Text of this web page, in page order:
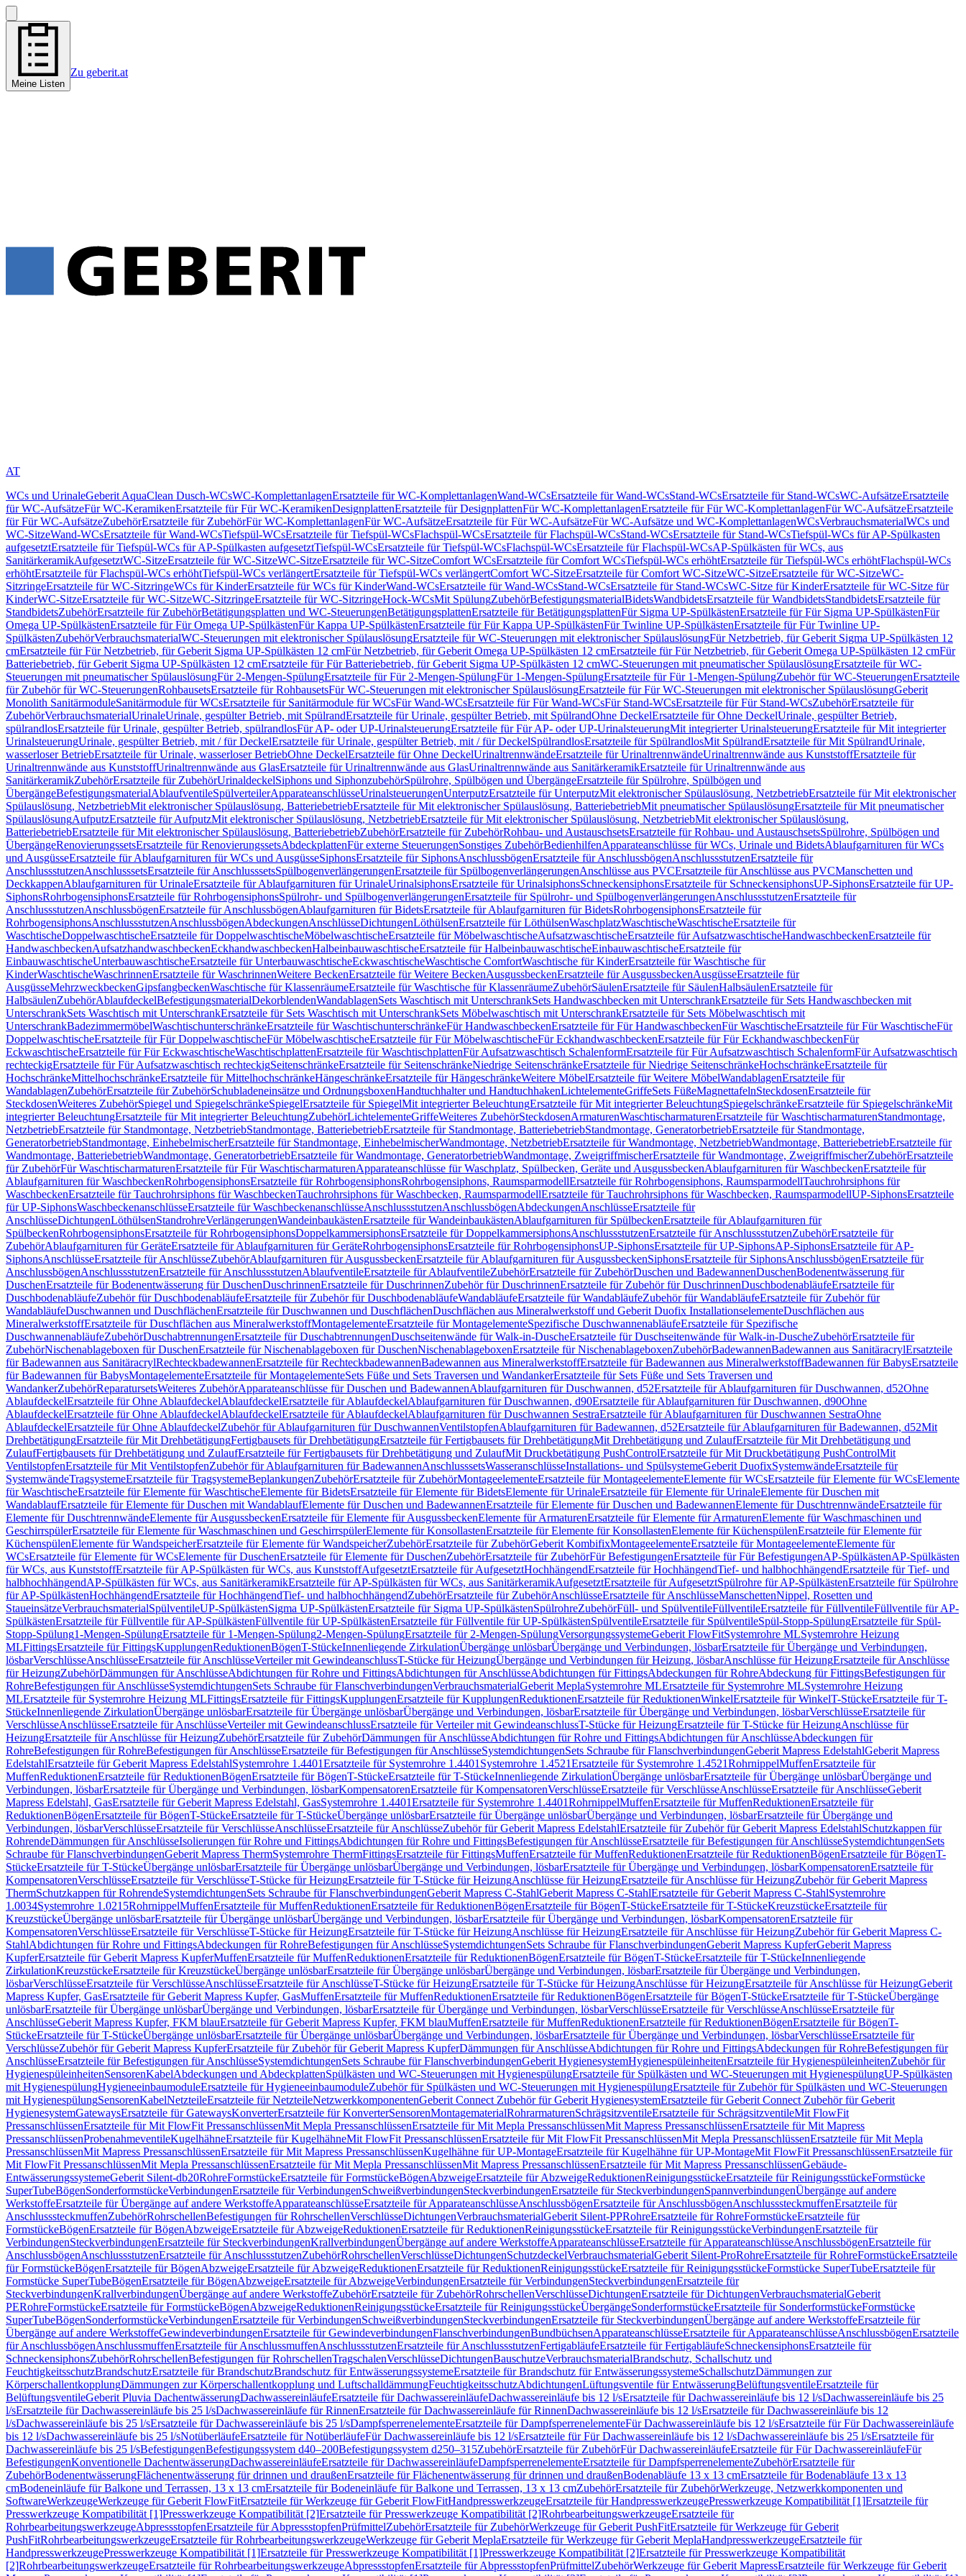
Meine Listen
Zu geberit.at
AT
WCs und UrinaleGeberit AquaClean Dusch-WCsWC-KomplettanlagenErsatzteile für WC-KomplettanlagenWand-WCsErsatzteile für Wand-WCsStand-WCsErsatzteile für Stand-WCsWC-AufsätzeErsatzteile
für WC-AufsätzeFür WC-KeramikenErsatzteile für Für WC-KeramikenDesignplattenErsatzteile für DesignplattenFür WC-KomplettanlagenErsatzteile für Für WC-KomplettanlagenFür WC-AufsätzeErsatzteile
für Für WC-AufsätzeZubehörErsatzteile für ZubehörFür WC-KomplettanlagenFür WC-AufsätzeErsatzteile für Für WC-AufsätzeFür WC-Aufsätze und WC-KomplettanlagenWCsVerbrauchsmaterialWCs und
WC-SitzeWand-WCsErsatzteile für Wand-WCsTiefspül-WCsErsatzteile für Tiefspül-WCsFlachspül-WCsErsatzteile für Flachspül-WCsStand-WCsErsatzteile für Stand-WCsTiefspül-WCs für AP-Spülkasten
aufgesetztErsatzteile für Tiefspül-WCs für AP-Spülkasten aufgesetztTiefspül-WCsErsatzteile für Tiefspül-WCsFlachspül-WCsErsatzteile für Flachspül-WCsAP-Spülkästen für WCs, aus
SanitärkeramikAufgesetztWC-SitzeErsatzteile für WC-SitzeWC-SitzeErsatzteile für WC-SitzeComfort WCsErsatzteile für Comfort WCsTiefspül-WCs erhöhtErsatzteile für Tiefspül-WCs erhöhtFlachspül-WCs
erhöhtErsatzteile für Flachspül-WCs erhöhtTiefspül-WCs verlängertErsatzteile für Tiefspül-WCs verlängertComfort WC-SitzeErsatzteile für Comfort WC-SitzeWC-SitzeErsatzteile für WC-SitzeWC-
SitzringeErsatzteile für WC-SitzringeWCs für KinderErsatzteile für WCs für KinderWand-WCsErsatzteile für Wand-WCsStand-WCsErsatzteile für Stand-WCsWC-Sitze für KinderErsatzteile für WC-Sitze für
KinderWC-SitzeErsatzteile für WC-SitzeWC-SitzringeErsatzteile für WC-SitzringeHock-WCsMit SpülungZubehörBefestigungsmaterialBidetsWandbidetsErsatzteile für WandbidetsStandbidetsErsatzteile für
StandbidetsZubehörErsatzteile für ZubehörBetätigungsplatten und WC-SteuerungenBetätigungsplattenErsatzteile für BetätigungsplattenFür Sigma UP-SpülkästenErsatzteile für Für Sigma UP-SpülkästenFür
Omega UP-SpülkästenErsatzteile für Für Omega UP-SpülkästenFür Kappa UP-SpülkästenErsatzteile für Für Kappa UP-SpülkästenFür Twinline UP-SpülkästenErsatzteile für Für Twinline UP-
SpülkästenZubehörVerbrauchsmaterialWC-Steuerungen mit elektronischer SpülauslösungErsatzteile für WC-Steuerungen mit elektronischer SpülauslösungFür Netzbetrieb, für Geberit Sigma UP-Spülkästen 12
cmErsatzteile für Für Netzbetrieb, für Geberit Sigma UP-Spülkästen 12 cmFür Netzbetrieb, für Geberit Omega UP-Spülkästen 12 cmErsatzteile für Für Netzbetrieb, für Geberit Omega UP-Spülkästen 12 cmFür
Batteriebetrieb, für Geberit Sigma UP-Spülkästen 12 cmErsatzteile für Für Batteriebetrieb, für Geberit Sigma UP-Spülkästen 12 cmWC-Steuerungen mit pneumatischer SpülauslösungErsatzteile für WC-
Steuerungen mit pneumatischer SpülauslösungFür 2-Mengen-SpülungErsatzteile für Für 2-Mengen-SpülungFür 1-Mengen-SpülungErsatzteile für Für 1-Mengen-SpülungZubehör für WC-SteuerungenErsatzteile
für Zubehör für WC-SteuerungenRohbausetsErsatzteile für RohbausetsFür WC-Steuerungen mit elektronischer SpülauslösungErsatzteile für Für WC-Steuerungen mit elektronischer SpülauslösungGeberit
Monolith SanitärmoduleSanitärmodule für WCsErsatzteile für Sanitärmodule für WCsFür Wand-WCsErsatzteile für Für Wand-WCsFür Stand-WCsErsatzteile für Für Stand-WCsZubehörErsatzteile für
ZubehörVerbrauchsmaterialUrinaleUrinale, gespülter Betrieb, mit SpülrandErsatzteile für Urinale, gespülter Betrieb, mit SpülrandOhne DeckelErsatzteile für Ohne DeckelUrinale, gespülter Betrieb,
spülrandlosErsatzteile für Urinale, gespülter Betrieb, spülrandlosFür AP- oder UP-UrinalsteuerungErsatzteile für Für AP- oder UP-UrinalsteuerungMit integrierter UrinalsteuerungErsatzteile für Mit integrierter
UrinalsteuerungUrinale, gespülter Betrieb, mit / für DeckelErsatzteile für Urinale, gespülter Betrieb, mit / für DeckelSpülrandlosErsatzteile für SpülrandlosMit SpülrandErsatzteile für Mit SpülrandUrinale,
wasserloser BetriebErsatzteile für Urinale, wasserloser BetriebOhne DeckelErsatzteile für Ohne DeckelUrinaltrennwändeErsatzteile für UrinaltrennwändeUrinaltrennwände aus KunststoffErsatzteile für
Urinaltrennwände aus KunststoffUrinaltrennwände aus GlasErsatzteile für Urinaltrennwände aus GlasUrinaltrennwände aus SanitärkeramikErsatzteile für Urinaltrennwände aus
SanitärkeramikZubehörErsatzteile für ZubehörUrinaldeckelSiphons und SiphonzubehörSpülrohre, Spülbögen und ÜbergängeErsatzteile für Spülrohre, Spülbögen und
ÜbergängeBefestigungsmaterialAblaufventileSpülverteilerApparateanschlüsseUrinalsteuerungenUnterputzErsatzteile für UnterputzMit elektronischer Spülauslösung, NetzbetriebErsatzteile für Mit elektronischer
Spülauslösung, NetzbetriebMit elektronischer Spülauslösung, BatteriebetriebErsatzteile für Mit elektronischer Spülauslösung, BatteriebetriebMit pneumatischer SpülauslösungErsatzteile für Mit pneumatischer
SpülauslösungAufputzErsatzteile für AufputzMit elektronischer Spülauslösung, NetzbetriebErsatzteile für Mit elektronischer Spülauslösung, NetzbetriebMit elektronischer Spülauslösung,
BatteriebetriebErsatzteile für Mit elektronischer Spülauslösung, BatteriebetriebZubehörErsatzteile für ZubehörRohbau- und AustauschsetsErsatzteile für Rohbau- und AustauschsetsSpülrohre, Spülbögen und
ÜbergängeRenovierungssetsErsatzteile für RenovierungssetsAbdeckplattenFür externe SteuerungenSonstiges ZubehörBedienhilfenApparateanschlüsse für WCs, Urinale und BidetsAblaufgarnituren für WCs
und AusgüsseErsatzteile für Ablaufgarnituren für WCs und AusgüsseSiphonsErsatzteile für SiphonsAnschlussbögenErsatzteile für AnschlussbögenAnschlussstutzenErsatzteile für
AnschlussstutzenAnschlusssetsErsatzteile für AnschlusssetsSpülbogenverlängerungenErsatzteile für SpülbogenverlängerungenAnschlüsse aus PVCErsatzteile für Anschlüsse aus PVCManschetten und
DeckkappenAblaufgarnituren für UrinaleErsatzteile für Ablaufgarnituren für UrinaleUrinalsiphonsErsatzteile für UrinalsiphonsSchneckensiphonsErsatzteile für SchneckensiphonsUP-SiphonsErsatzteile für UP-
SiphonsRohrbogensiphonsErsatzteile für RohrbogensiphonsSpülrohr- und SpülbogenverlängerungenErsatzteile für Spülrohr- und SpülbogenverlängerungenAnschlussstutzenErsatzteile für
AnschlussstutzenAnschlussbögenErsatzteile für AnschlussbögenAblaufgarnituren für BidetsErsatzteile für Ablaufgarnituren für BidetsRohrbogensiphonsErsatzteile für
RohrbogensiphonsAnschlussstutzenAnschlussbögenAbdeckungenAnschlüsseDichtungenLöthülsenErsatzteile für LöthülsenWaschplatzWaschtischeWaschtischeErsatzteile für
WaschtischeDoppelwaschtischeErsatzteile für DoppelwaschtischeMöbelwaschtischeErsatzteile für MöbelwaschtischeAufsatzwaschtischeErsatzteile für AufsatzwaschtischeHandwaschbeckenErsatzteile für
HandwaschbeckenAufsatzhandwaschbeckenEckhandwaschbeckenHalbeinbauwaschtischeErsatzteile für HalbeinbauwaschtischeEinbauwaschtischeErsatzteile für
EinbauwaschtischeUnterbauwaschtischeErsatzteile für UnterbauwaschtischeEckwaschtischeWaschtische ComfortWaschtische für KinderErsatzteile für Waschtische für
KinderWaschtischeWaschrinnenErsatzteile für WaschrinnenWeitere BeckenErsatzteile für Weitere BeckenAusgussbeckenErsatzteile für AusgussbeckenAusgüsseErsatzteile für
AusgüsseMehrzweckbeckenGipsfangbeckenWaschtische für KlassenräumeErsatzteile für Waschtische für KlassenräumeZubehörSäulenErsatzteile für SäulenHalbsäulenErsatzteile für
HalbsäulenZubehörAblaufdeckelBefestigungsmaterialDekorblendenWandablagenSets Waschtisch mit UnterschrankSets Handwaschbecken mit UnterschrankErsatzteile für Sets Handwaschbecken mit
UnterschrankSets Waschtisch mit UnterschrankErsatzteile für Sets Waschtisch mit UnterschrankSets Möbelwaschtisch mit UnterschrankErsatzteile für Sets Möbelwaschtisch mit
UnterschrankBadezimmermöbelWaschtischunterschränkeErsatzteile für WaschtischunterschränkeFür HandwaschbeckenErsatzteile für Für HandwaschbeckenFür WaschtischeErsatzteile für Für WaschtischeFür
DoppelwaschtischeErsatzteile für Für DoppelwaschtischeFür MöbelwaschtischeErsatzteile für Für MöbelwaschtischeFür EckhandwaschbeckenErsatzteile für Für EckhandwaschbeckenFür
EckwaschtischeErsatzteile für Für EckwaschtischeWaschtischplattenErsatzteile für WaschtischplattenFür Aufsatzwaschtisch SchalenformErsatzteile für Für Aufsatzwaschtisch SchalenformFür Aufsatzwaschtisch
rechteckigErsatzteile für Für Aufsatzwaschtisch rechteckigSeitenschränkeErsatzteile für SeitenschränkeNiedrige SeitenschränkeErsatzteile für Niedrige SeitenschränkeHochschränkeErsatzteile für
HochschränkeMittelhochschränkeErsatzteile für MittelhochschränkeHängeschränkeErsatzteile für HängeschränkeWeitere MöbelErsatzteile für Weitere MöbelWandablagenErsatzteile für
WandablagenZubehörErsatzteile für ZubehörSchubladeneinsätze und OrdnungsboxenHandtuchhalter und HandtuchhakenLichtelementeGriffeSets FüßeMagnettafelnSteckdosenErsatzteile für
SteckdosenWeiteres ZubehörSpiegel und SpiegelschränkeSpiegelErsatzteile für SpiegelMit integrierter BeleuchtungErsatzteile für Mit integrierter BeleuchtungSpiegelschränkeErsatzteile für SpiegelschränkeMit
integrierter BeleuchtungErsatzteile für Mit integrierter BeleuchtungZubehörLichtelementeGriffeWeiteres ZubehörSteckdosenArmaturenWaschtischarmaturenErsatzteile für WaschtischarmaturenStandmontage,
NetzbetriebErsatzteile für Standmontage, NetzbetriebStandmontage, BatteriebetriebErsatzteile für Standmontage, BatteriebetriebStandmontage, GeneratorbetriebErsatzteile für Standmontage,
GeneratorbetriebStandmontage, EinhebelmischerErsatzteile für Standmontage, EinhebelmischerWandmontage, NetzbetriebErsatzteile für Wandmontage, NetzbetriebWandmontage, BatteriebetriebErsatzteile für
Wandmontage, BatteriebetriebWandmontage, GeneratorbetriebErsatzteile für Wandmontage, GeneratorbetriebWandmontage, ZweigriffmischerErsatzteile für Wandmontage, ZweigriffmischerZubehörErsatzteile
für ZubehörFür WaschtischarmaturenErsatzteile für Für WaschtischarmaturenApparateanschlüsse für Waschplatz, Spülbecken, Geräte und AusgussbeckenAblaufgarnituren für WaschbeckenErsatzteile für
Ablaufgarnituren für WaschbeckenRohrbogensiphonsErsatzteile für RohrbogensiphonsRohrbogensiphons, RaumsparmodellErsatzteile für Rohrbogensiphons, RaumsparmodellTauchrohrsiphons für
WaschbeckenErsatzteile für Tauchrohrsiphons für WaschbeckenTauchrohrsiphons für Waschbecken, RaumsparmodellErsatzteile für Tauchrohrsiphons für Waschbecken, RaumsparmodellUP-SiphonsErsatzteile
für UP-SiphonsWaschbeckenanschlüsseErsatzteile für WaschbeckenanschlüsseAnschlussstutzenAnschlussbögenAbdeckungenAnschlüsseErsatzteile für
AnschlüsseDichtungenLöthülsenStandrohreVerlängerungenWandeinbaukästenErsatzteile für WandeinbaukästenAblaufgarnituren für SpülbeckenErsatzteile für Ablaufgarnituren für
SpülbeckenRohrbogensiphonsErsatzteile für RohrbogensiphonsDoppelkammersiphonsErsatzteile für DoppelkammersiphonsAnschlussstutzenErsatzteile für AnschlussstutzenZubehörErsatzteile für
ZubehörAblaufgarnituren für GeräteErsatzteile für Ablaufgarnituren für GeräteRohrbogensiphonsErsatzteile für RohrbogensiphonsUP-SiphonsErsatzteile für UP-SiphonsAP-SiphonsErsatzteile für AP-
SiphonsAnschlüsseErsatzteile für AnschlüsseZubehörAblaufgarnituren für AusgussbeckenErsatzteile für Ablaufgarnituren für AusgussbeckenSiphonsErsatzteile für SiphonsAnschlussbögenErsatzteile für
AnschlussbögenAnschlussstutzenErsatzteile für AnschlussstutzenAblaufventileErsatzteile für AblaufventileZubehörErsatzteile für ZubehörDuschen und BadewannenDuschenBodenentwässerung für
DuschenErsatzteile für Bodenentwässerung für DuschenDuschrinnenErsatzteile für DuschrinnenZubehör für DuschrinnenErsatzteile für Zubehör für DuschrinnenDuschbodenabläufeErsatzteile für
DuschbodenabläufeZubehör für DuschbodenabläufeErsatzteile für Zubehör für DuschbodenabläufeWandabläufeErsatzteile für WandabläufeZubehör für WandabläufeErsatzteile für Zubehör für
WandabläufeDuschwannen und DuschflächenErsatzteile für Duschwannen und DuschflächenDuschflächen aus Mineralwerkstoff und Geberit Duofix InstallationselementeDuschflächen aus
MineralwerkstoffErsatzteile für Duschflächen aus MineralwerkstoffMontagelementeErsatzteile für MontagelementeSpezifische DuschwannenabläufeErsatzteile für Spezifische
DuschwannenabläufeZubehörDuschabtrennungenErsatzteile für DuschabtrennungenDuschseitenwände für Walk-in-DuscheErsatzteile für Duschseitenwände für Walk-in-DuscheZubehörErsatzteile für
ZubehörNischenablageboxen für DuschenErsatzteile für Nischenablageboxen für DuschenNischenablageboxenErsatzteile für NischenablageboxenZubehörBadewannenBadewannen aus SanitäracrylErsatzteile
für Badewannen aus SanitäracrylRechteckbadewannenErsatzteile für RechteckbadewannenBadewannen aus MineralwerkstoffErsatzteile für Badewannen aus MineralwerkstoffBadewannen für BabysErsatzteile
für Badewannen für BabysMontagelementeErsatzteile für MontagelementeSets Füße und Sets Traversen und WandankerErsatzteile für Sets Füße und Sets Traversen und
WandankerZubehörReparatursetsWeiteres ZubehörApparateanschlüsse für Duschen und BadewannenAblaufgarnituren für Duschwannen, d52Ersatzteile für Ablaufgarnituren für Duschwannen, d52Ohne
AblaufdeckelErsatzteile für Ohne AblaufdeckelAblaufdeckelErsatzteile für AblaufdeckelAblaufgarnituren für Duschwannen, d90Ersatzteile für Ablaufgarnituren für Duschwannen, d90Ohne
AblaufdeckelErsatzteile für Ohne AblaufdeckelAblaufdeckelErsatzteile für AblaufdeckelAblaufgarnituren für Duschwannen SestraErsatzteile für Ablaufgarnituren für Duschwannen SestraOhne
AblaufdeckelErsatzteile für Ohne AblaufdeckelZubehör für Ablaufgarnituren für DuschwannenVentilstopfenAblaufgarnituren für Badewannen, d52Ersatzteile für Ablaufgarnituren für Badewannen, d52Mit
DrehbetätigungErsatzteile für Mit DrehbetätigungFertigbausets für DrehbetätigungErsatzteile für Fertigbausets für DrehbetätigungMit Drehbetätigung und ZulaufErsatzteile für Mit Drehbetätigung und
ZulaufFertigbausets für Drehbetätigung und ZulaufErsatzteile für Fertigbausets für Drehbetätigung und ZulaufMit Druckbetätigung PushControlErsatzteile für Mit Druckbetätigung PushControlMit
VentilstopfenErsatzteile für Mit VentilstopfenZubehör für Ablaufgarnituren für BadewannenAnschlusssetsWasseranschlüsseInstallations- und SpülsystemeGeberit DuofixSystemwändeErsatzteile für
SystemwändeTragsystemeErsatzteile für TragsystemeBeplankungenZubehörErsatzteile für ZubehörMontageelementeErsatzteile für MontageelementeElemente für WCsErsatzteile für Elemente für WCsElemente
für WaschtischeErsatzteile für Elemente für WaschtischeElemente für BidetsErsatzteile für Elemente für BidetsElemente für UrinaleErsatzteile für Elemente für UrinaleElemente für Duschen mit
WandablaufErsatzteile für Elemente für Duschen mit WandablaufElemente für Duschen und BadewannenErsatzteile für Elemente für Duschen und BadewannenElemente für DuschtrennwändeErsatzteile für
Elemente für DuschtrennwändeElemente für AusgussbeckenErsatzteile für Elemente für AusgussbeckenElemente für ArmaturenErsatzteile für Elemente für ArmaturenElemente für Waschmaschinen und
GeschirrspülerErsatzteile für Elemente für Waschmaschinen und GeschirrspülerElemente für KonsollastenErsatzteile für Elemente für KonsollastenElemente für KüchenspülenErsatzteile für Elemente für
KüchenspülenElemente für WandspeicherErsatzteile für Elemente für WandspeicherZubehörErsatzteile für ZubehörGeberit KombifixMontageelementeErsatzteile für MontageelementeElemente für
WCsErsatzteile für Elemente für WCsElemente für DuschenErsatzteile für Elemente für DuschenZubehörErsatzteile für ZubehörFür BefestigungenErsatzteile für Für BefestigungenAP-SpülkästenAP-Spülkästen
für WCs, aus KunststoffErsatzteile für AP-Spülkästen für WCs, aus KunststoffAufgesetztErsatzteile für AufgesetztHochhängendErsatzteile für HochhängendTief- und halbhochhängendErsatzteile für Tief- und
halbhochhängendAP-Spülkästen für WCs, aus SanitärkeramikErsatzteile für AP-Spülkästen für WCs, aus SanitärkeramikAufgesetztErsatzteile für AufgesetztSpülrohre für AP-SpülkästenErsatzteile für Spülrohre
für AP-SpülkästenHochhängendErsatzteile für HochhängendTief- und halbhochhängendZubehörErsatzteile für ZubehörAnschlüsseErsatzteile für AnschlüsseManschettenNippel, Rosetten und
StaueinsätzeVerbrauchsmaterialSpülventileUP-SpülkästenSigma UP-SpülkästenErsatzteile für Sigma UP-SpülkästenSpülrohreZubehörFüll- und SpülventileFüllventileErsatzteile für FüllventileFüllventile für AP-
SpülkästenErsatzteile für Füllventile für AP-SpülkästenFüllventile für UP-SpülkästenErsatzteile für Füllventile für UP-SpülkästenSpülventileErsatzteile für SpülventileSpül-Stopp-SpülungErsatzteile für Spül-
Stopp-Spülung1-Mengen-SpülungErsatzteile für 1-Mengen-Spülung2-Mengen-SpülungErsatzteile für 2-Mengen-SpülungVersorgungssystemeGeberit FlowFitSystemrohre MLSystemrohre Heizung
MLFittingsErsatzteile für FittingsKupplungenReduktionenBögenT-StückeInnenliegende ZirkulationÜbergänge unlösbarÜbergänge und Verbindungen, lösbarErsatzteile für Übergänge und Verbindungen,
lösbarVerschlüsseAnschlüsseErsatzteile für AnschlüsseVerteiler mit GewindeanschlussT-Stücke für HeizungÜbergänge und Verbindungen für Heizung, lösbarAnschlüsse für HeizungErsatzteile für Anschlüsse
für HeizungZubehörDämmungen für AnschlüsseAbdichtungen für Rohre und FittingsAbdichtungen für AnschlüsseAbdichtungen für FittingsAbdeckungen für RohreAbdeckung für FittingsBefestigungen für
RohreBefestigungen für AnschlüsseSystemdichtungenSets Schraube für FlanschverbindungenVerbrauchsmaterialGeberit MeplaSystemrohre MLErsatzteile für Systemrohre MLSystemrohre Heizung
MLErsatzteile für Systemrohre Heizung MLFittingsErsatzteile für FittingsKupplungenErsatzteile für KupplungenReduktionenErsatzteile für ReduktionenWinkelErsatzteile für WinkelT-StückeErsatzteile für T-
StückeInnenliegende ZirkulationÜbergänge unlösbarErsatzteile für Übergänge unlösbarÜbergänge und Verbindungen, lösbarErsatzteile für Übergänge und Verbindungen, lösbarVerschlüsseErsatzteile für
VerschlüsseAnschlüsseErsatzteile für AnschlüsseVerteiler mit GewindeanschlussErsatzteile für Verteiler mit GewindeanschlussT-Stücke für HeizungErsatzteile für T-Stücke für HeizungAnschlüsse für
HeizungErsatzteile für Anschlüsse für HeizungZubehörErsatzteile für ZubehörDämmungen für AnschlüsseAbdichtungen für Rohre und FittingsAbdichtungen für AnschlüsseAbdeckungen für
RohreBefestigungen für RohreBefestigungen für AnschlüsseErsatzteile für Befestigungen für AnschlüsseSystemdichtungenSets Schraube für FlanschverbindungenGeberit Mapress EdelstahlGeberit Mapress
EdelstahlErsatzteile für Geberit Mapress EdelstahlSystemrohre 1.4401Ersatzteile für Systemrohre 1.4401 Systemrohre 1.4521Ersatzteile für Systemrohre 1.4521RohrnippelMuffenErsatzteile für
MuffenReduktionenErsatzteile für ReduktionenBögenErsatzteile für BögenT-StückeErsatzteile für T-StückeInnenliegende ZirkulationÜbergänge unlösbarErsatzteile für Übergänge unlösbarÜbergänge und
Verbindungen, lösbarErsatzteile für Übergänge und Verbindungen, lösbarKompensatorenErsatzteile für KompensatorenVerschlüsseErsatzteile für VerschlüsseAnschlüsseErsatzteile für AnschlüsseGeberit
Mapress Edelstahl, GasErsatzteile für Geberit Mapress Edelstahl, GasSystemrohre 1.4401Ersatzteile für Systemrohre 1.4401RohrnippelMuffenErsatzteile für MuffenReduktionenErsatzteile für
ReduktionenBögenErsatzteile für BögenT-StückeErsatzteile für T-StückeÜbergänge unlösbarErsatzteile für Übergänge unlösbarÜbergänge und Verbindungen, lösbarErsatzteile für Übergänge und
Verbindungen, lösbarVerschlüsseErsatzteile für VerschlüsseAnschlüsseErsatzteile für AnschlüsseZubehör für Geberit Mapress EdelstahlErsatzteile für Zubehör für Geberit Mapress EdelstahlSchutzkappen für
RohrendeDämmungen für AnschlüsseIsolierungen für Rohre und FittingsAbdichtungen für Rohre und FittingsBefestigungen für AnschlüsseErsatzteile für Befestigungen für AnschlüsseSystemdichtungenSets
Schraube für FlanschverbindungenGeberit Mapress ThermSystemrohre ThermFittingsErsatzteile für FittingsMuffenErsatzteile für MuffenReduktionenErsatzteile für ReduktionenBögenErsatzteile für BögenT-
StückeErsatzteile für T-StückeÜbergänge unlösbarErsatzteile für Übergänge unlösbarÜbergänge und Verbindungen, lösbarErsatzteile für Übergänge und Verbindungen, lösbarKompensatorenErsatzteile für
KompensatorenVerschlüsseErsatzteile für VerschlüsseT-Stücke für HeizungErsatzteile für T-Stücke für HeizungAnschlüsse für HeizungErsatzteile für Anschlüsse für HeizungZubehör für Geberit Mapress
ThermSchutzkappen für RohrendeSystemdichtungenSets Schraube für FlanschverbindungenGeberit Mapress C-StahlGeberit Mapress C-StahlErsatzteile für Geberit Mapress C-StahlSystemrohre
1.0034Systemrohre 1.0215RohrnippelMuffenErsatzteile für MuffenReduktionenErsatzteile für ReduktionenBögenErsatzteile für BögenT-StückeErsatzteile für T-StückeKreuzstückeErsatzteile für
KreuzstückeÜbergänge unlösbarErsatzteile für Übergänge unlösbarÜbergänge und Verbindungen, lösbarErsatzteile für Übergänge und Verbindungen, lösbarKompensatorenErsatzteile für
KompensatorenVerschlüsseErsatzteile für VerschlüsseT-Stücke für HeizungErsatzteile für T-Stücke für HeizungAnschlüsse für HeizungErsatzteile für Anschlüsse für HeizungZubehör für Geberit Mapress C-
StahlAbdichtungen für Rohre und FittingsAbdeckungen für RohreBefestigungen für AnschlüsseSystemdichtungenSets Schraube für FlanschverbindungenGeberit Mapress KupferGeberit Mapress
KupferErsatzteile für Geberit Mapress KupferMuffenErsatzteile für MuffenReduktionenErsatzteile für ReduktionenBögenErsatzteile für BögenT-StückeErsatzteile für T-StückeInnenliegende
ZirkulationKreuzstückeErsatzteile für KreuzstückeÜbergänge unlösbarErsatzteile für Übergänge unlösbarÜbergänge und Verbindungen, lösbarErsatzteile für Übergänge und Verbindungen,
lösbarVerschlüsseErsatzteile für VerschlüsseAnschlüsseErsatzteile für AnschlüsseT-Stücke für HeizungErsatzteile für T-Stücke für HeizungAnschlüsse für HeizungErsatzteile für Anschlüsse für HeizungGeberit
Mapress Kupfer, GasErsatzteile für Geberit Mapress Kupfer, GasMuffenErsatzteile für MuffenReduktionenErsatzteile für ReduktionenBögenErsatzteile für BögenT-StückeErsatzteile für T-StückeÜbergänge
unlösbarErsatzteile für Übergänge unlösbarÜbergänge und Verbindungen, lösbarErsatzteile für Übergänge und Verbindungen, lösbarVerschlüsseErsatzteile für VerschlüsseAnschlüsseErsatzteile für
AnschlüsseGeberit Mapress Kupfer, FKM blauErsatzteile für Geberit Mapress Kupfer, FKM blauMuffenErsatzteile für MuffenReduktionenErsatzteile für ReduktionenBögenErsatzteile für BögenT-
StückeErsatzteile für T-StückeÜbergänge unlösbarErsatzteile für Übergänge unlösbarÜbergänge und Verbindungen, lösbarErsatzteile für Übergänge und Verbindungen, lösbarVerschlüsseErsatzteile für
VerschlüsseZubehör für Geberit Mapress KupferErsatzteile für Zubehör für Geberit Mapress KupferDämmungen für AnschlüsseAbdichtungen für Rohre und FittingsAbdeckungen für RohreBefestigungen für
AnschlüsseErsatzteile für Befestigungen für AnschlüsseSystemdichtungenSets Schraube für FlanschverbindungenGeberit HygienesystemHygienespüleinheitenErsatzteile für HygienespüleinheitenZubehör für
HygienespüleinheitenSensorenKabelAbdeckungen und AbdeckplattenSpülkästen und WC-Steuerungen mit HygienespülungErsatzteile für Spülkästen und WC-Steuerungen mit HygienespülungUP-Spülkästen
mit HygienespülungHygieneeinbaumoduleErsatzteile für HygieneeinbaumoduleZubehör für Spülkästen und WC-Steuerungen mit HygienespülungErsatzteile für Zubehör für Spülkästen und WC-Steuerungen
mit HygienespülungSensorenKabelNetzteileErsatzteile für NetzteileNetzwerkkomponentenGeberit Connect Zubehör für Geberit HygienesystemErsatzteile für Geberit Connect Zubehör für Geberit
HygienesystemGatewaysErsatzteile für GatewaysKonverterErsatzteile für KonverterSensorenMontagematerialRohrarmaturenSchrägsitzventileErsatzteile für SchrägsitzventileMit FlowFit
PressanschlüssenErsatzteile für Mit FlowFit PressanschlüssenMit Mepla PressanschlüssenErsatzteile für Mit Mepla PressanschlüssenMit Mapress PressanschlüssenErsatzteile für Mit Mapress
PressanschlüssenProbenahmeventileKugelhähneErsatzteile für KugelhähneMit FlowFit PressanschlüssenErsatzteile für Mit FlowFit PressanschlüssenMit Mepla PressanschlüssenErsatzteile für Mit Mepla
PressanschlüssenMit Mapress PressanschlüssenErsatzteile für Mit Mapress PressanschlüssenKugelhähne für UP-MontageErsatzteile für Kugelhähne für UP-MontageMit FlowFit PressanschlüssenErsatzteile für
Mit FlowFit PressanschlüssenMit Mepla PressanschlüssenErsatzteile für Mit Mepla PressanschlüssenMit Mapress PressanschlüssenErsatzteile für Mit Mapress PressanschlüssenGebäude-
EntwässerungssystemeGeberit Silent-db20RohreFormstückeErsatzteile für FormstückeBögenAbzweigeErsatzteile für AbzweigeReduktionenReinigungsstückeErsatzteile für ReinigungsstückeFormstücke
SuperTubeBögenSonderformstückeVerbindungenErsatzteile für VerbindungenSchweißverbindungenSteckverbindungenErsatzteile für SteckverbindungenSpannverbindungenÜbergänge auf andere
WerkstoffeErsatzteile für Übergänge auf andere WerkstoffeApparateanschlüsseErsatzteile für ApparateanschlüsseAnschlussbögenErsatzteile für AnschlussbögenAnschlusssteckmuffenErsatzteile für
AnschlusssteckmuffenZubehörRohrschellenBefestigungen für RohrschellenVerschlüsseDichtungenVerbrauchsmaterialGeberit Silent-PPRohreErsatzteile für RohreFormstückeErsatzteile für
FormstückeBögenErsatzteile für BögenAbzweigeErsatzteile für AbzweigeReduktionenErsatzteile für ReduktionenReinigungsstückeErsatzteile für ReinigungsstückeVerbindungenErsatzteile für
VerbindungenSteckverbindungenErsatzteile für SteckverbindungenKrallverbindungenÜbergänge auf andere WerkstoffeApparateanschlüsseErsatzteile für ApparateanschlüsseAnschlussbögenErsatzteile für
AnschlussbögenAnschlussstutzenErsatzteile für AnschlussstutzenZubehörRohrschellenVerschlüsseDichtungenSchutzdeckelVerbrauchsmaterialGeberit Silent-ProRohreErsatzteile für RohreFormstückeErsatzteile
für FormstückeBögenErsatzteile für BögenAbzweigeErsatzteile für AbzweigeReduktionenErsatzteile für ReduktionenReinigungsstückeErsatzteile für ReinigungsstückeFormstücke SuperTubeErsatzteile für
Formstücke SuperTubeBögenErsatzteile für BögenAbzweigeErsatzteile für AbzweigeVerbindungenErsatzteile für VerbindungenSteckverbindungenErsatzteile für
SteckverbindungenKrallverbindungenÜbergänge auf andere WerkstoffeZubehörErsatzteile für ZubehörRohrschellenVerschlüsseDichtungenErsatzteile für DichtungenVerbrauchsmaterialGeberit
PERohreFormstückeErsatzteile für FormstückeBögenAbzweigeReduktionenReinigungsstückeErsatzteile für ReinigungsstückeÜbergängeSonderformstückeErsatzteile für SonderformstückeFormstücke
SuperTubeBögenSonderformstückeVerbindungenErsatzteile für VerbindungenSchweißverbindungenSteckverbindungenErsatzteile für SteckverbindungenÜbergänge auf andere WerkstoffeErsatzteile für
Übergänge auf andere WerkstoffeGewindeverbindungenErsatzteile für GewindeverbindungenFlanschverbindungenBundbüchsenApparateanschlüsseErsatzteile für ApparateanschlüsseAnschlussbögenErsatzteile
für AnschlussbögenAnschlussmuffenErsatzteile für AnschlussmuffenAnschlussstutzenErsatzteile für AnschlussstutzenFertigabläufeErsatzteile für FertigabläufeSchneckensiphonsErsatzteile für
SchneckensiphonsZubehörRohrschellenBefestigungen für RohrschellenTragschalenVerschlüsseDichtungenBauschutzeVerbrauchsmaterialBrandschutz, Schallschutz und
FeuchtigkeitsschutzBrandschutzErsatzteile für BrandschutzBrandschutz für EntwässerungssystemeErsatzteile für Brandschutz für EntwässerungssystemeSchallschutzDämmungen zur
KörperschallentkopplungDämmungen zur Körperschallentkopplung und LuftschalldämmungFeuchtigkeitsschutzAbdichtungenLüftungsventile für EntwässerungBelüftungsventileErsatzteile für
BelüftungsventileGeberit Pluvia DachentwässerungDachwassereinläufeErsatzteile für DachwassereinläufeDachwassereinläufe bis 12 l/sErsatzteile für Dachwassereinläufe bis 12 l/sDachwassereinläufe bis 25
l/sErsatzteile für Dachwassereinläufe bis 25 l/sDachwassereinläufe für RinnenErsatzteile für Dachwassereinläufe für RinnenDachwassereinläufe bis 12 l/sErsatzteile für Dachwassereinläufe bis 12
l/sDachwassereinläufe bis 25 l/sErsatzteile für Dachwassereinläufe bis 25 l/sDampfsperrenelementeErsatzteile für DampfsperrenelementeFür Dachwassereinläufe bis 12 l/sErsatzteile für Für Dachwassereinläufe
bis 12 l/sDachwassereinläufe bis 25 l/sNotüberläufeErsatzteile für NotüberläufeFür Dachwassereinläufe bis 12 l/sErsatzteile für Für Dachwassereinläufe bis 12 l/sDachwassereinläufe bis 25 l/sErsatzteile für
Dachwassereinläufe bis 25 l/sBefestigungenBefestigungssystem d40–200Befestigungssystem d250–315ZubehörErsatzteile für ZubehörFür DachwassereinläufeErsatzteile für Für DachwassereinläufeFür
BefestigungenKonventionelle DachentwässerungDachwassereinläufeErsatzteile für DachwassereinläufeDampfsperrenelementeErsatzteile für DampfsperrenelementeZubehörErsatzteile für
ZubehörBodenentwässerungFlächenentwässerung für drinnen und draußenErsatzteile für Flächenentwässerung für drinnen und draußenBodenabläufe 13 x 13 cmErsatzteile für Bodenabläufe 13 x 13
cmBodeneinläufe für Balkone und Terrassen, 13 x 13 cmErsatzteile für Bodeneinläufe für Balkone und Terrassen, 13 x 13 cmZubehörErsatzteile für ZubehörWerkzeuge, Netzwerkkomponenten und
SoftwareWerkzeugeWerkzeuge für Geberit FlowFitErsatzteile für Werkzeuge für Geberit FlowFitHandpresswerkzeugeErsatzteile für HandpresswerkzeugePresswerkzeuge Kompatibilität [1]Ersatzteile für
Presswerkzeuge Kompatibilität [1]Presswerkzeuge Kompatibilität [2]Ersatzteile für Presswerkzeuge Kompatibilität [2]RohrbearbeitungswerkzeugeErsatzteile für
RohrbearbeitungswerkzeugeAbpressstopfenErsatzteile für AbpressstopfenPrüfmittelZubehörErsatzteile für ZubehörWerkzeuge für Geberit PushFitErsatzteile für Werkzeuge für Geberit
PushFitRohrbearbeitungswerkzeugeErsatzteile für RohrbearbeitungswerkzeugeWerkzeuge für Geberit MeplaErsatzteile für Werkzeuge für Geberit MeplaHandpresswerkzeugeErsatzteile für
HandpresswerkzeugePresswerkzeuge Kompatibilität [1]Ersatzteile für Presswerkzeuge Kompatibilität [1]Presswerkzeuge Kompatibilität [2]Ersatzteile für Presswerkzeuge Kompatibilität
[2]RohrbearbeitungswerkzeugeErsatzteile für RohrbearbeitungswerkzeugeAbpressstopfenErsatzteile für AbpressstopfenPrüfmittelZubehörWerkzeuge für Geberit MapressErsatzteile für Werkzeuge für Geberit